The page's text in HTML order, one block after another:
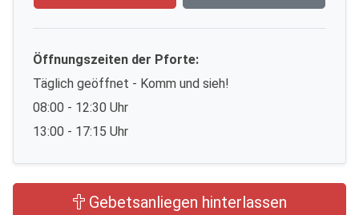
Öffnungszeiten der Pforte:
Täglich geöffnet - Komm und sieh!
08:00 - 12:30 Uhr
13:00 - 17:15 Uhr
Gebetsanliegen hinterlassen